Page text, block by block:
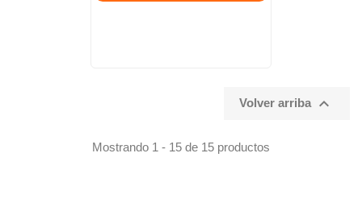
Volver arriba 
Mostrando 1 - 15 de 15 productos